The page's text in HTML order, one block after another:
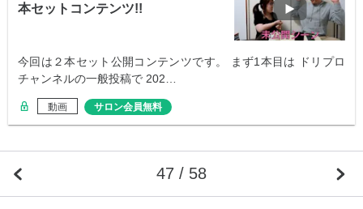
本セットコンテンツ!!
今回は２本セット公開コンテンツです。 まず1本目は ドリプロ
チャンネルの一般投稿で 202…
動画 サロン会員無料
47 / 58